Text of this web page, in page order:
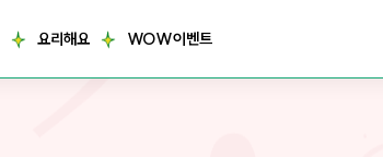
요리해요 WOW이벤트